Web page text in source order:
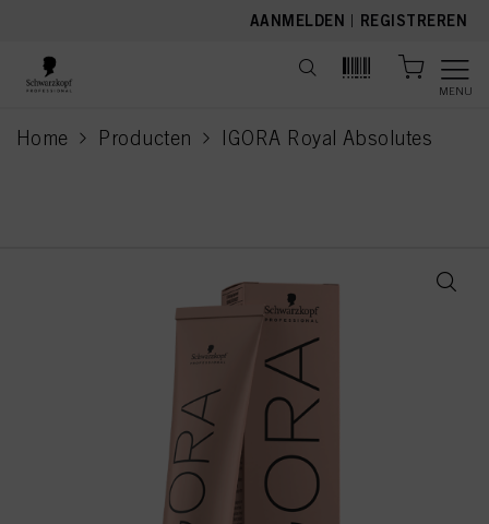
AANMELDEN | REGISTREREN
MENU
Home Producten IGORA Royal Absolutes
current page